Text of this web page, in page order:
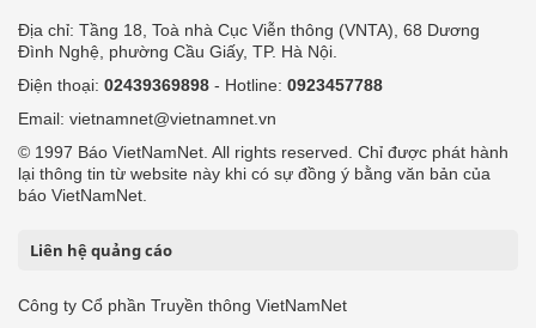
Địa chỉ: Tầng 18, Toà nhà Cục Viễn thông (VNTA), 68 Dương
Đình Nghệ, phường Cầu Giấy, TP. Hà Nội.
Điện thoại: 02439369898 - Hotline: 0923457788
Email: vietnamnet@vietnamnet.vn
© 1997 Báo VietNamNet. All rights reserved. Chỉ được phát hành
lại thông tin từ website này khi có sự đồng ý bằng văn bản của
báo VietNamNet.
Liên hệ quảng cáo
Công ty Cổ phần Truyền thông VietNamNet